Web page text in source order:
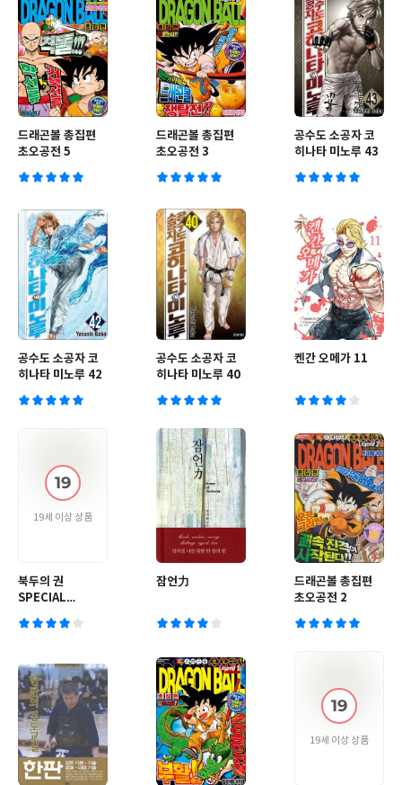
드래곤볼 총집편
초오공전 5
드래곤볼 총집편
초오공전 3
공수도 소공자 코
히나타 미노루 43
공수도 소공자 코
히나타 미노루 42
공수도 소공자 코
히나타 미노루 40
켄간 오메가 11
19세 이상 상품
북두의 권
SPECIAL
잠언力
드래곤볼 총집편
초오공전 2
19세 이상 상품